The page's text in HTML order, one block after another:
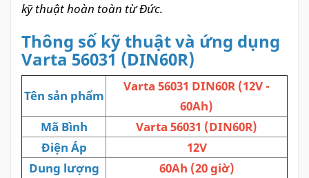
kỹ thuật hoàn toàn từ Đức.
Thông số kỹ thuật và ứng dụng
Varta 56031 (DIN60R)
Tên sản phẩm
Varta 56031 DIN60R (12V -
60Ah)
Mã Bình
Varta 56031 (DIN60R)
Điện Áp
12V
Dung lượng
60Ah (20 giờ)